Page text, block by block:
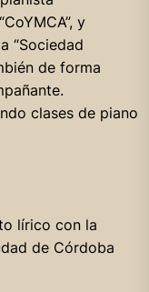
y
“Sociedad
de forma
clases de piano
lírico con la
de Córdoba